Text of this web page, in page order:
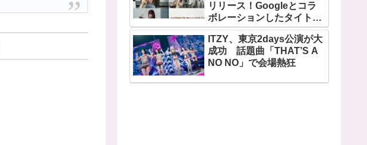
リリース！Googleとコラ
ボレーションしたタイトル
曲「BOOMPALA」MVも公
開
ITZY、東京2days公演が大
成功 話題曲「THAT’S A
NO NO」で会場熱狂